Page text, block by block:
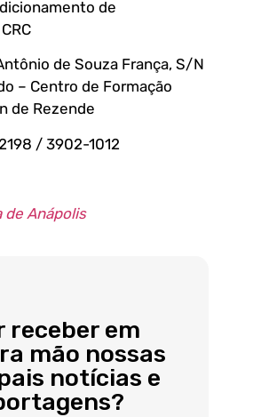
de
de Souza França, S/N
– Centro de Formação
de Rezende
/ 3902-1012
Anápolis
receber em
mão nossas
notícias e